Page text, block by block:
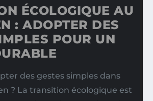
ÉCOLOGIQUE AU
: ADOPTER DES
POUR UN
des gestes simples dans
? La transition écologique est